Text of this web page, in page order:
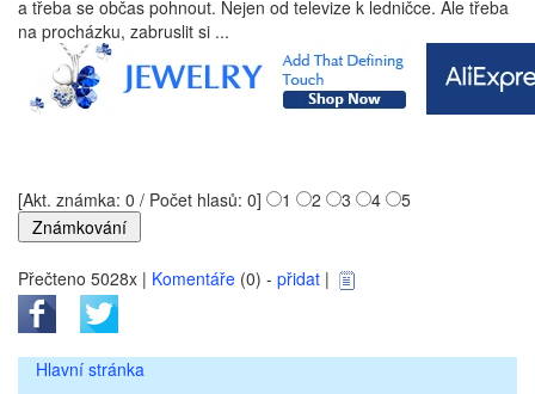
a třeba se občas pohnout. Nejen od televize k ledničce. Ale třeba
na procházku, zabruslit si ...
[Akt. známka: 0 / Počet hlasů: 0] 1 2 3 4 5
Přečteno 5028x | Komentáře (0) - přidat |
Hlavní stránka